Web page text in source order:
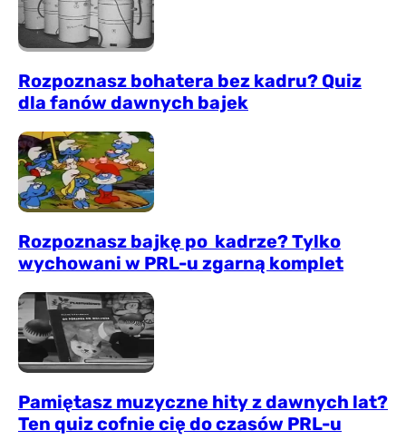
Rozpoznasz bohatera bez kadru? Quiz
dla fanów dawnych bajek
Rozpoznasz bajkę po kadrze? Tylko
wychowani w PRL-u zgarną komplet
Pamiętasz muzyczne hity z dawnych lat?
Ten quiz cofnie cię do czasów PRL-u